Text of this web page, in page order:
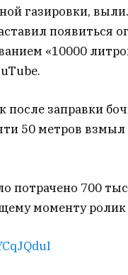
газировки,
появиться
«10000
после заправки
50 метров
потрачено 700
моменту